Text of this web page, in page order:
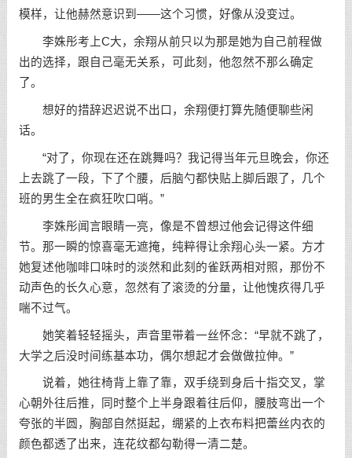
模样，让他赫然意识到——这个习惯，好像从没变过。
李姝彤考上C大，余翔从前只以为那是她为自己前程做
出的选择，跟自己毫无关系，可此刻，他忽然不那么确定
了。
想好的措辞迟迟说不出口，余翔便打算先随便聊些闲
话。
“对了，你现在还在跳舞吗？我记得当年元旦晚会，你还
上去跳了一段，下了个腰，后脑勺都快贴上脚后跟了，几个
班的男生全在疯狂吹口哨。”
李姝彤闻言眼睛一亮，像是不曾想过他会记得这件细
节。那一瞬的惊喜毫无遮掩，纯粹得让余翔心头一紧。方才
她复述他咖啡口味时的淡然和此刻的雀跃两相对照，那份不
动声色的长久心意，忽然有了滚烫的分量，让他愧疚得几乎
喘不过气。
她笑着轻轻摇头，声音里带着一丝怀念：“早就不跳了，
大学之后没时间练基本功，偶尔想起才会做做拉伸。”
说着，她往椅背上靠了靠，双手绕到身后十指交叉，掌
心朝外往后推，同时整个上半身跟着往后仰，腰肢弯出一个
夸张的半圆，胸部自然挺起，绷紧的上衣布料把蕾丝内衣的
颜色都透了出来，连花纹都勾勒得一清二楚。